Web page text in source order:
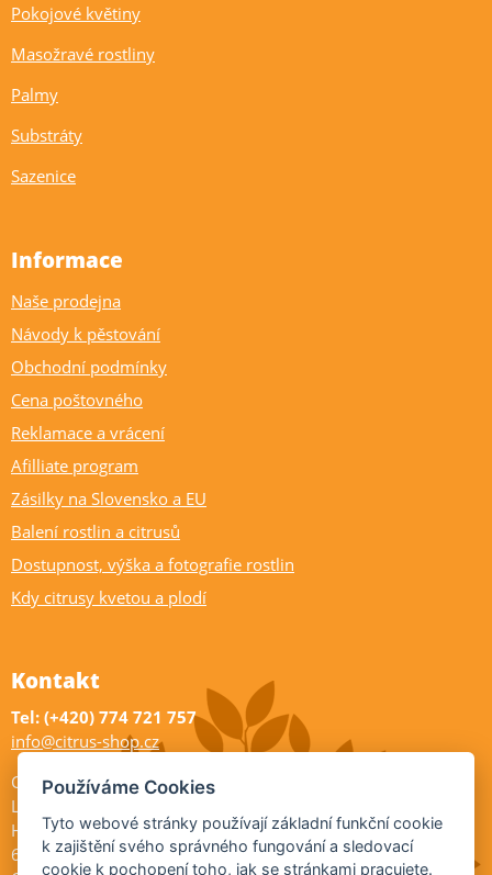
Pokojové květiny
Masožravé rostliny
Palmy
Substráty
Sazenice
Informace
Naše prodejna
Návody k pěstování
Obchodní podmínky
Cena poštovného
Reklamace a vrácení
Afilliate program
Zásilky na Slovensko a EU
Balení rostlin a citrusů
Dostupnost, výška a fotografie rostlin
Kdy citrusy kvetou a plodí
Kontakt
Tel: (+420) 774 721 757
info@citrus-shop.cz
Citrus shop zahradnictví
Legionářů 2
Hodonín
695 01
Používáme Cookies
Tyto webové stránky používají základní funkční cookie
k zajištění svého správného fungování a sledovací
cookie k pochopení toho, jak se stránkami pracujete.